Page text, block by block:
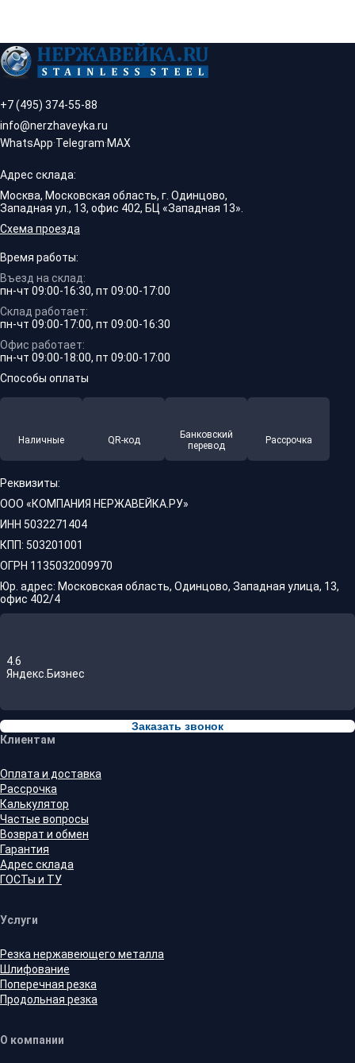
+7 (495) 374-55-88
info@nerzhaveyka.ru
WhatsApp·Telegram·MAX
Адрес склада:
Москва, Московская область, г. Одинцово,
Западная ул., 13, офис 402, БЦ «Западная 13».
Схема проезда
Время работы:
Въезд на склад:
пн-чт 09:00-16:30, пт 09:00-17:00
Склад работает:
пн-чт 09:00-17:00, пт 09:00-16:30
Офис работает:
пн-чт 09:00-18:00, пт 09:00-17:00
Способы оплаты
Наличные QR-код
Банковский
перевод
Рассрочка
Реквизиты:
ООО «КОМПАНИЯ НЕРЖАВЕЙКА.РУ»
ИНН 5032271404
КПП: 503201001
ОГРН 1135032009970
Юр. адрес: Московская область, Одинцово, Западная улица, 13,
офис 402/4
4.6
Яндекс.Бизнес
Заказать звонок
Клиентам
Оплата и доставка
Рассрочка
Калькулятор
Частые вопросы
Возврат и обмен
Гарантия
Адрес склада
ГОСТы и ТУ
Услуги
Резка нержавеющего металла
Шлифование
Поперечная резка
Продольная резка
О компании